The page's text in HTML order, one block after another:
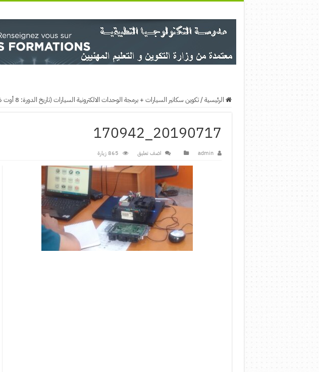
الرئيسية/تكوين سكانير السيارات + برمجة الوحدات الالكترونية السيارات (تاريخ الدورة: 8 أوت 2026)
20190717_170942
admin اضف تعليق 865 زيارة